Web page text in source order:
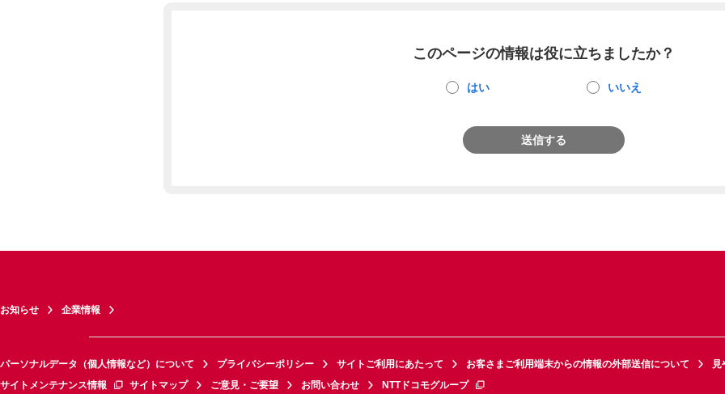
このページの情報は役に立ちましたか？
はい いいえ
送信する
お知らせ 企業情報
パーソナルデータ（個人情報など）について プライバシーポリシー サイトご利用にあたって お客さまご利用端末からの情報の外部送信について
見
サイトメンテナンス情報
サイトマップ ご意見・ご要望 お問い合わせ NTTドコモグループ